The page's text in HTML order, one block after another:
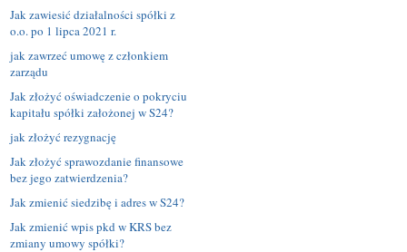
Jak zawiesić działalności spółki z
o.o. po 1 lipca 2021 r.
jak zawrzeć umowę z członkiem
zarządu
Jak złożyć oświadczenie o pokryciu
kapitału spółki założonej w S24?
jak złożyć rezygnację
Jak złożyć sprawozdanie finansowe
bez jego zatwierdzenia?
Jak zmienić siedzibę i adres w S24?
Jak zmienić wpis pkd w KRS bez
zmiany umowy spółki?